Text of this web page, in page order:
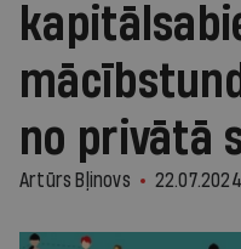
no privātā
Artūrs Bļinovs